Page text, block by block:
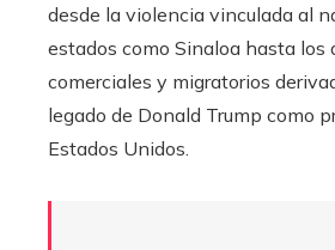
desde la violencia vinculada al
estados como Sinaloa hasta los
comerciales y migratorios
legado de Donald Trump como
Estados Unidos.